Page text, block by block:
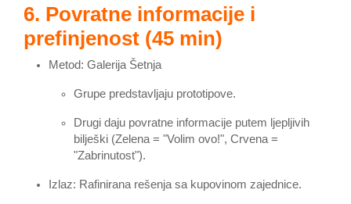
6. Povratne informacije i
prefinjenost (45 min)
Metod: Galerija Šetnja
Grupe predstavljaju prototipove.
Drugi daju povratne informacije putem ljepljivih
bilješki (Zelena = "Volim ovo!", Crvena =
"Zabrinutost").
Izlaz: Rafinirana rešenja sa kupovinom zajednice.